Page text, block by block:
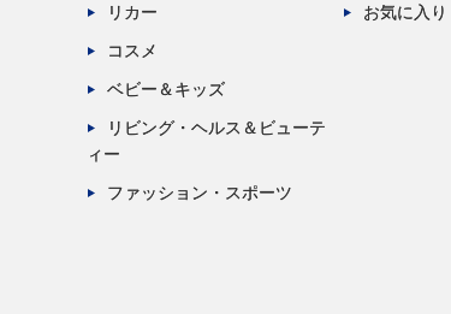
リカー
コスメ
ベビー＆キッズ
リビング・ヘルス＆ビューテ
ィー
ファッション・スポーツ
お気に入り